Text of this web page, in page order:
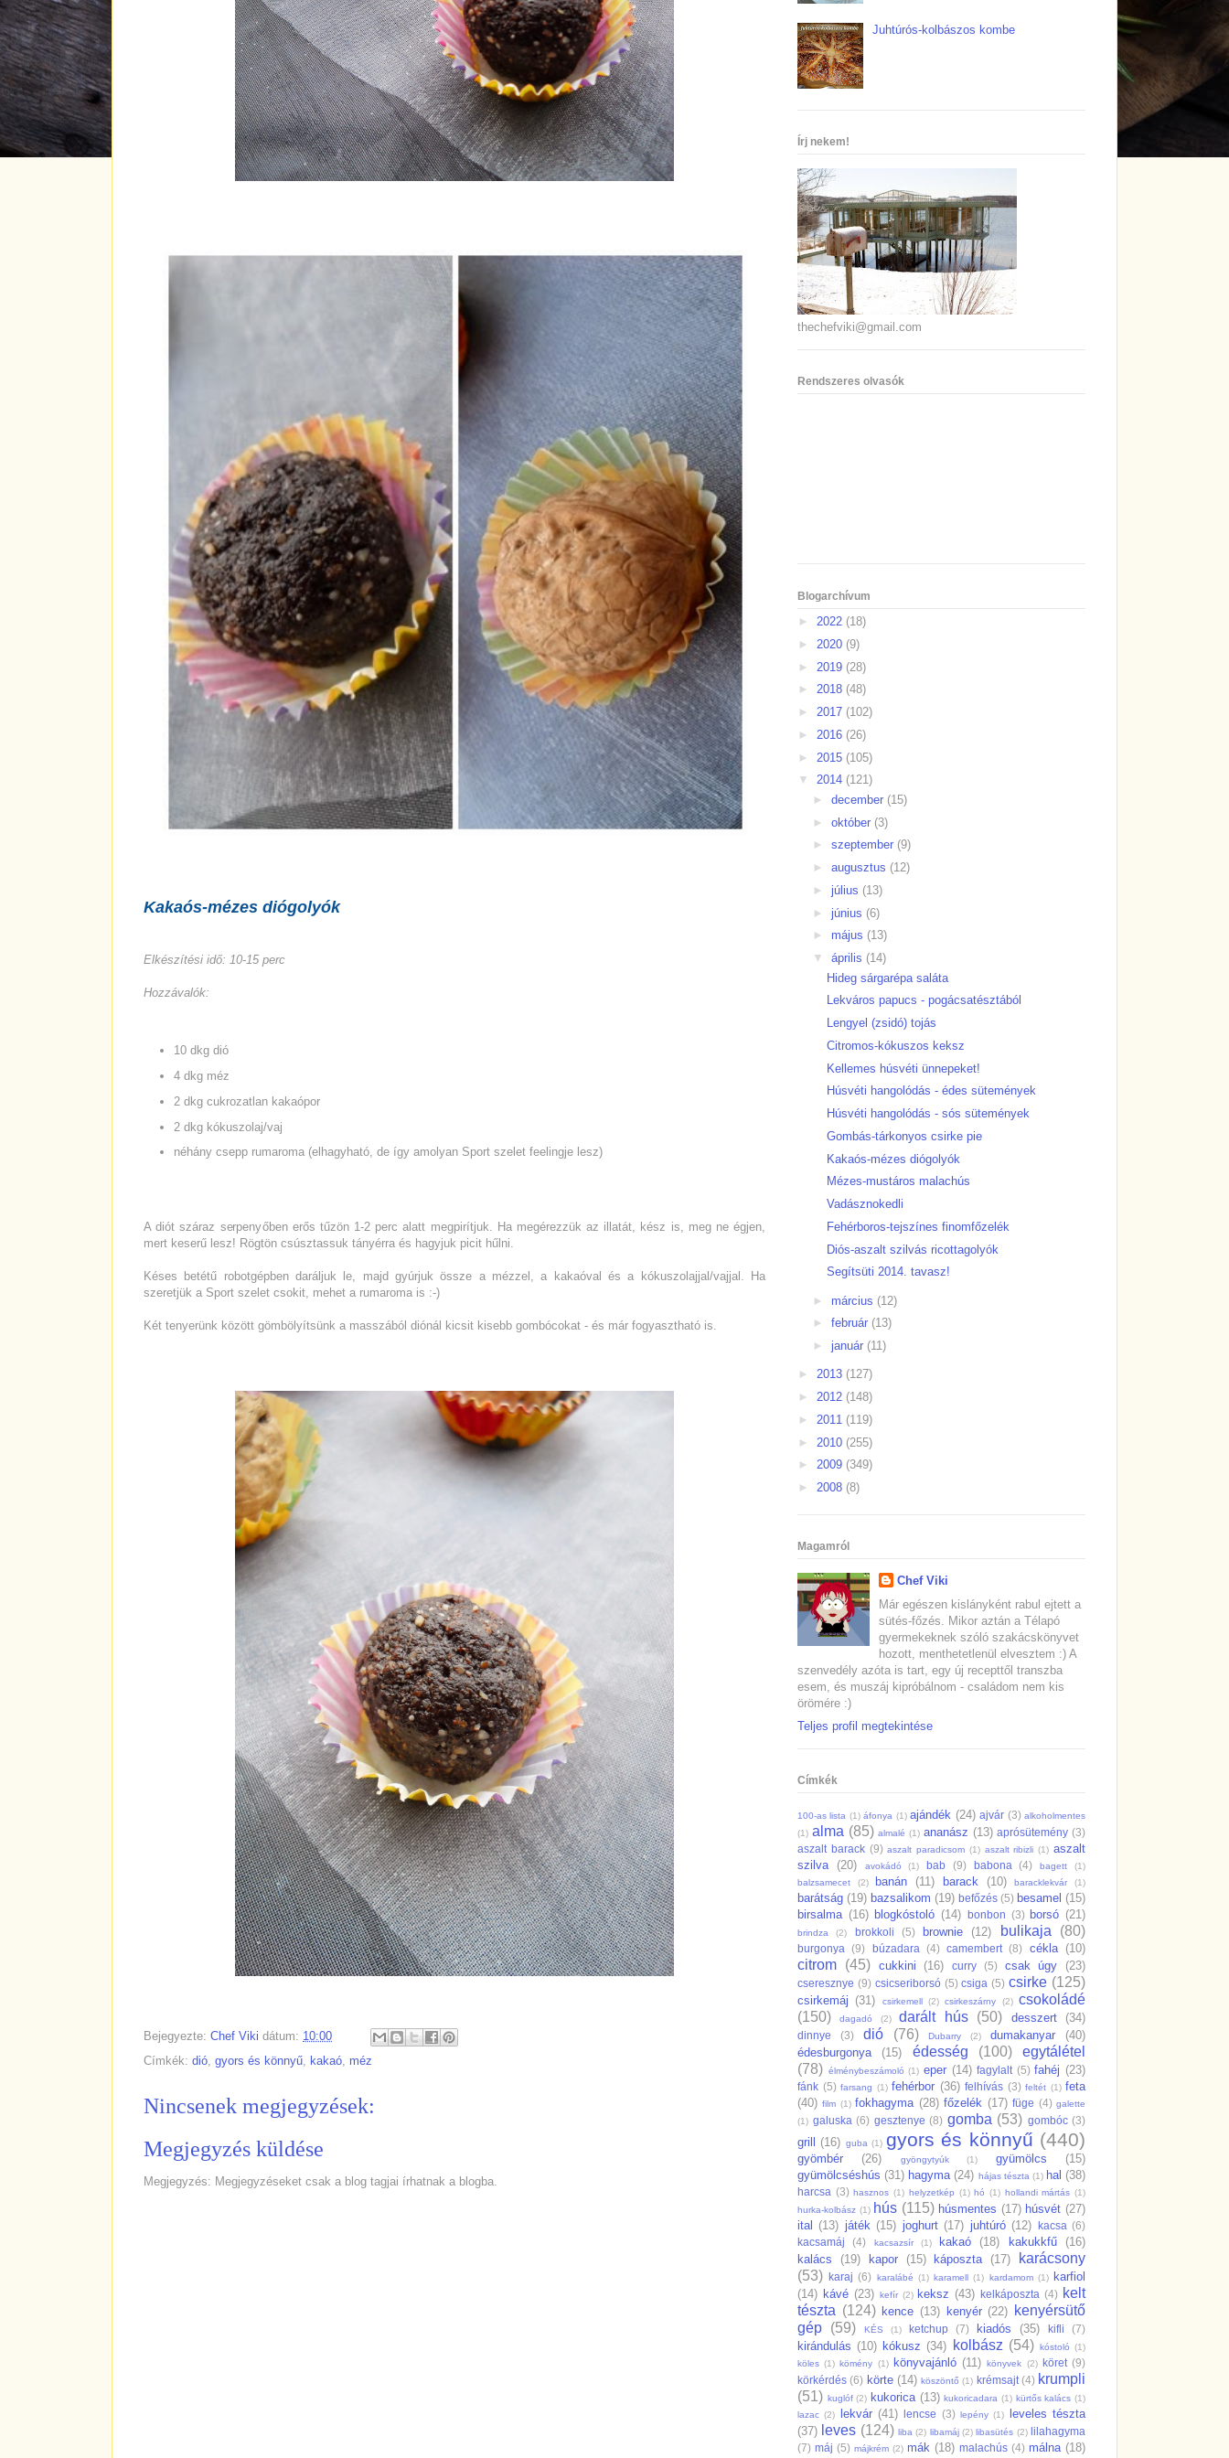
Kakaós-mézes diógolyók
Elkészítési idő: 10-15 perc
Hozzávalók:
10 dkg dió
4 dkg méz
2 dkg cukrozatlan kakaópor
2 dkg kókuszolaj/vaj
néhány csepp rumaroma (elhagyható, de így amolyan Sport szelet feelingje lesz)
A diót száraz serpenyőben erős tűzön 1-2 perc alatt megpirítjuk. Ha megérezzük az illatát, kész is, meg ne égjen,
mert keserű lesz! Rögtön csúsztassuk tányérra és hagyjuk picit hűlni.
Késes betétű robotgépben daráljuk le, majd gyúrjuk össze a mézzel, a kakaóval és a kókuszolajjal/vajjal. Ha
szeretjük a Sport szelet csokit, mehet a rumaroma is :-)
Két tenyerünk között gömbölyítsünk a masszából diónál kicsit kisebb gombócokat - és már fogyasztható is.
Bejegyezte: Chef Viki dátum: 10:00
Címkék: dió, gyors és könnyű, kakaó, méz
Nincsenek megjegyzések:
Megjegyzés küldése
Megjegyzés: Megjegyzéseket csak a blog tagjai írhatnak a blogba.
Juhtúrós-kolbászos kombe
Írj nekem!
thechefviki@gmail.com
Rendszeres olvasók
Blogarchívum
► 2022 (18)
► 2020 (9)
► 2019 (28)
► 2018 (48)
► 2017 (102)
► 2016 (26)
► 2015 (105)
▼ 2014 (121)
► december (15)
► október (3)
► szeptember (9)
► augusztus (12)
► július (13)
► június (6)
► május (13)
▼ április (14)
Hideg sárgarépa saláta
Lekváros papucs - pogácsatésztából
Lengyel (zsidó) tojás
Citromos-kókuszos keksz
Kellemes húsvéti ünnepeket!
Húsvéti hangolódás - édes sütemények
Húsvéti hangolódás - sós sütemények
Gombás-tárkonyos csirke pie
Kakaós-mézes diógolyók
Mézes-mustáros malachús
Vadásznokedli
Fehérboros-tejszínes finomfőzelék
Diós-aszalt szilvás ricottagolyók
Segítsüti 2014. tavasz!
► március (12)
► február (13)
► január (11)
► 2013 (127)
► 2012 (148)
► 2011 (119)
► 2010 (255)
► 2009 (349)
► 2008 (8)
Magamról
Chef Viki
Már egészen kislányként rabul ejtett a
sütés-főzés. Mikor aztán a Télapó
gyermekeknek szóló szakácskönyvet
hozott, menthetetlenül elvesztem :) A
szenvedély azóta is tart, egy új recepttől transzba
esem, és muszáj kipróbálnom - családom nem kis
örömére :)
Teljes profil megtekintése
Címkék
100-as lista (1) áfonya (1) ajándék (24) ajvár (3) alkoholmentes
(1) alma (85) almalé (1) ananász (13) aprósütemény (3)
aszalt barack (9) aszalt paradicsom (1) aszalt ribizli (1) aszalt
szilva
(20) avokádó (1) bab (9) babona (4) bagett
(1)
balzsamecet
(2) banán (11) barack (10) baracklekvár (1)
barátság (19) bazsalikom (19) befőzés (5) besamel (15)
birsalma (16) blogkóstoló (14) bonbon (3) borsó (21)
brindza (2) brokkoli (5) brownie (12) bulikaja (80)
burgonya (9) búzadara (4) camembert (8) cékla (10)
citrom (45) cukkini (16) curry (5) csak úgy (23)
cseresznye (9) csicseriborsó (5) csiga (5) csirke (125)
csirkemáj (31) csirkemell (2) csirkeszárny (2) csokoládé
(150)
dagadó (2) darált hús (50) desszert (34)
dinnye (3) dió (76) Dubarry (2) dumakanyar
(40)
édesburgonya
(15) édesség (100)
egytálétel
(78) élménybeszámoló (1) eper (14) fagylalt (5) fahéj (23)
fánk (5) farsang (1) fehérbor (36) felhívás (3) feltét (1) feta
(40) film (1) fokhagyma (28) főzelék (17) füge (4) galette
(1) galuska (6) gesztenye (8) gomba (53) gombóc (3)
grill (16) guba (1) gyors és könnyű (440)
gyömbér (26) gyöngytyúk (1) gyümölcs
(15)
gyümölcséshús (31) hagyma (24) hájas tészta (1) hal (38)
harcsa (3) hasznos (1) helyzetkép (1) hó (1) hollandi mártás (1)
hurka-kolbász (1) hús (115) húsmentes (17) húsvét (27)
ital (13) játék (15) joghurt (17) juhtúró (12) kacsa (6)
kacsamáj
(4) kacsazsír (1) kakaó (18) kakukkfű
(16)
kalács
(19) kapor (15) káposzta (17)
karácsony
(53) karaj (6) karalábé (1) karamell (1) kardamom (1)
karfiol
(14) kávé (23) kefír (2) keksz (43) kelkáposzta (4)
kelt
tészta (124) kence (13) kenyér (22) kenyérsütő
gép (59) KÉS (1) ketchup (7) kiadós (35) kifli (7)
kirándulás (10) kókusz (34) kolbász (54) kóstoló (1)
köles (1) kömény (1) könyvajánló (11) könyvek (2) köret (9)
körkérdés (6) körte (14) köszöntő (1) krémsajt (4) krumpli
(51) kuglóf (2) kukorica (13) kukoricadara (1) kürtős kalács (1)
lazac (2) lekvár (41) lencse (3) lepény (1)
leveles tészta
(37) leves (124) liba (2) libamáj (2) libasütés (2) lilahagyma
(7) máj (5) májkrém (2) mák (18) malachús (4) málna (18)